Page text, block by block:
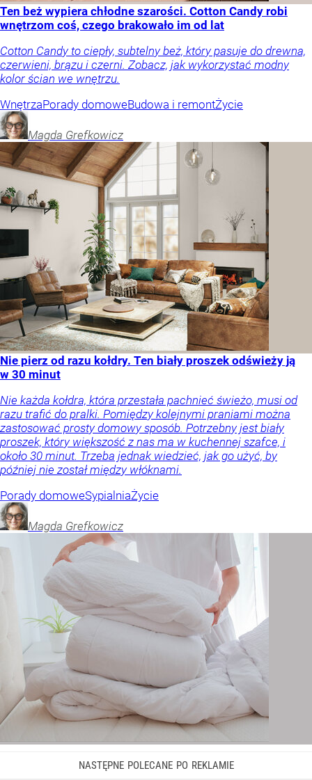
Ten beż wypiera chłodne szarości. Cotton Candy robi
wnętrzom coś, czego brakowało im od lat
Cotton Candy to ciepły, subtelny beż, który pasuje do drewna,
czerwieni, brązu i czerni. Zobacz, jak wykorzystać modny
kolor ścian we wnętrzu.
WnętrzaPorady domoweBudowa i remontŻycie
Magda Grefkowicz
Nie pierz od razu kołdry. Ten biały proszek odświeży ją
w 30 minut
Nie każda kołdra, która przestała pachnieć świeżo, musi od
razu trafić do pralki. Pomiędzy kolejnymi praniami można
zastosować prosty domowy sposób. Potrzebny jest biały
proszek, który większość z nas ma w kuchennej szafce, i
około 30 minut. Trzeba jednak wiedzieć, jak go użyć, by
później nie został między włóknami.
Porady domoweSypialniaŻycie
Magda Grefkowicz